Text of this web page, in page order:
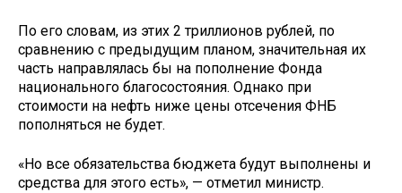
По его словам, из этих 2 триллионов рублей, по
сравнению с предыдущим планом, значительная их
часть направлялась бы на пополнение Фонда
национального благосостояния. Однако при
стоимости на нефть ниже цены отсечения ФНБ
пополняться не будет.
«Но все обязательства бюджета будут выполнены и
средства для этого есть», — отметил министр.